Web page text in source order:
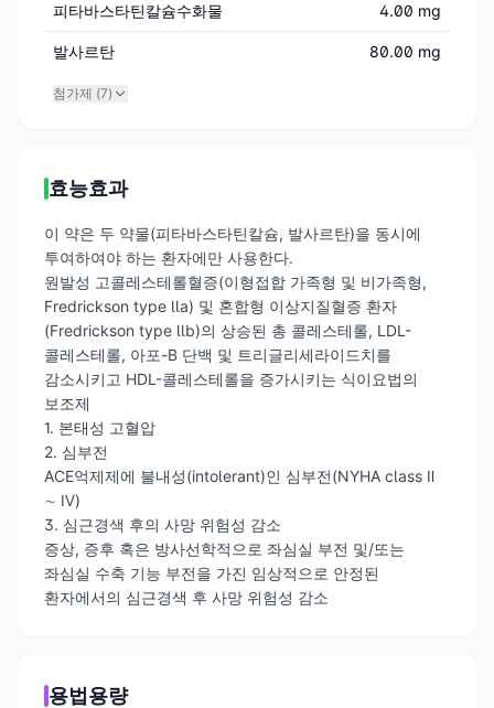
피타바스타틴칼슘수화물 4.00 mg
발사르탄 80.00 mg
첨가제 (7)
효능효과
이 약은 두 약물(피타바스타틴칼슘, 발사르탄)을 동시에
투여하여야 하는 환자에만 사용한다.
원발성 고콜레스테롤혈증(이형접합 가족형 및 비가족형,
Fredrickson type lla) 및 혼합형 이상지질혈증 환자
(Fredrickson type llb)의 상승된 총 콜레스테롤, LDL-
콜레스테롤, 아포-B 단백 및 트리글리세라이드치를
감소시키고 HDL-콜레스테롤을 증가시키는 식이요법의
보조제
1. 본태성 고혈압
2. 심부전
ACE억제제에 불내성(intolerant)인 심부전(NYHA class Ⅱ
∼ Ⅳ)
3. 심근경색 후의 사망 위험성 감소
증상, 증후 혹은 방사선학적으로 좌심실 부전 및/또는
좌심실 수축 기능 부전을 가진 임상적으로 안정된
환자에서의 심근경색 후 사망 위험성 감소
용법용량